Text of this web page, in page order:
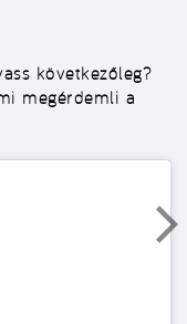
következőleg?
megérdemli a